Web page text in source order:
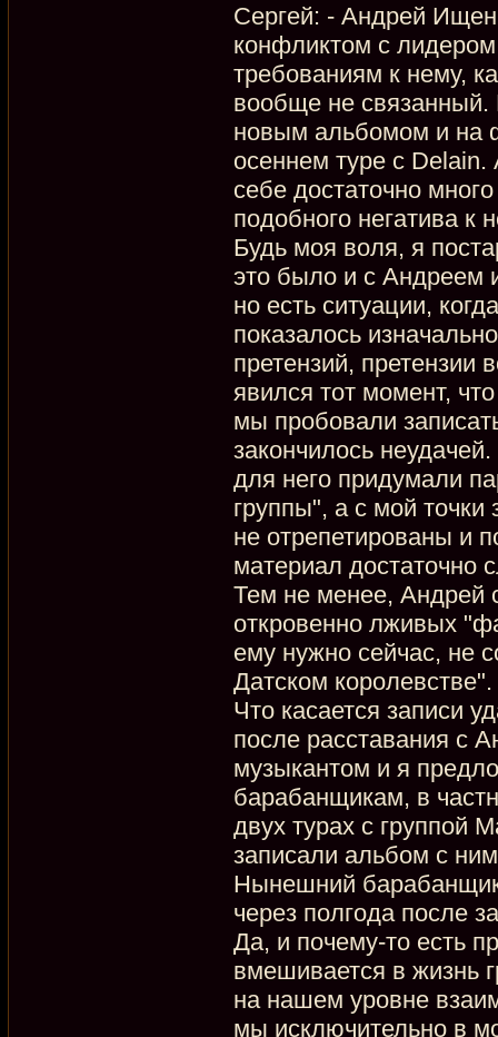
Сергей: - Андрей
конфликтом с
требованиям к нему,
вообще не связанный.
новым альбомом и на
осеннем туре с
себе достаточно
подобного негатива к
Будь моя воля, я
это было и с Андреем
но есть ситуации,
показалось
претензий, претензии
явился тот момент,
мы пробовали
закончилось
для него придумали
группы", а с мой
не отрепетированы и
материал достаточно
Тем не менее, Андрей
откровенно лживых
ему нужно сейчас, не
Датском королевстве".
Что касается записи
после расставания с
музыкантом и я
барабанщикам, в
двух турах с группой
записали альбом с
Нынешний
через полгода после
Да, и почему-то есть
вмешивается в жизнь
на нашем уровне
мы исключительно в